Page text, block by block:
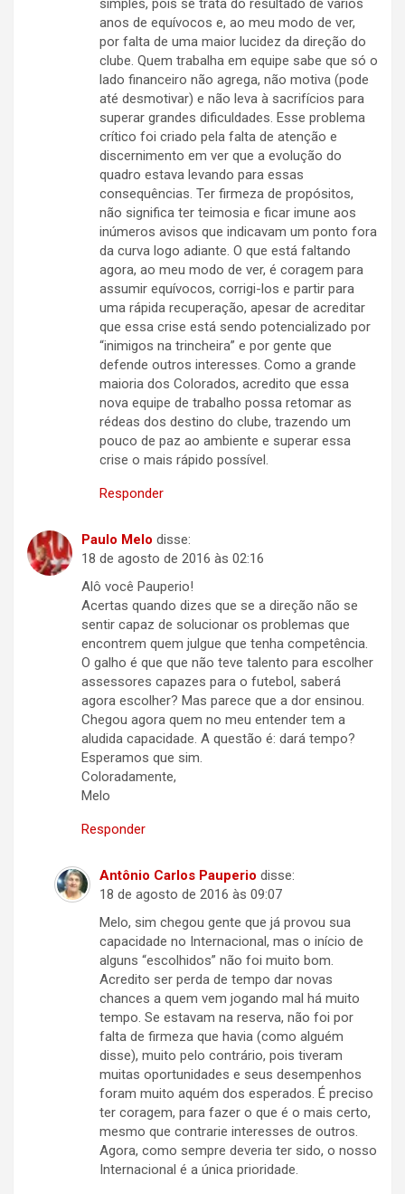
simples, pois se trata do resultado de vários
anos de equívocos e, ao meu modo de ver,
por falta de uma maior lucidez da direção do
clube. Quem trabalha em equipe sabe que só o
lado financeiro não agrega, não motiva (pode
até desmotivar) e não leva à sacrifícios para
superar grandes dificuldades. Esse problema
crítico foi criado pela falta de atenção e
discernimento em ver que a evolução do
quadro estava levando para essas
consequências. Ter firmeza de propósitos,
não significa ter teimosia e ficar imune aos
inúmeros avisos que indicavam um ponto fora
da curva logo adiante. O que está faltando
agora, ao meu modo de ver, é coragem para
assumir equívocos, corrigi-los e partir para
uma rápida recuperação, apesar de acreditar
que essa crise está sendo potencializado por
“inimigos na trincheira” e por gente que
defende outros interesses. Como a grande
maioria dos Colorados, acredito que essa
nova equipe de trabalho possa retomar as
rédeas dos destino do clube, trazendo um
pouco de paz ao ambiente e superar essa
crise o mais rápido possível.
Responder
Paulo Melo disse:
18 de agosto de 2016 às 02:16
Alô você Pauperio!
Acertas quando dizes que se a direção não se
sentir capaz de solucionar os problemas que
encontrem quem julgue que tenha competência.
O galho é que que não teve talento para escolher
assessores capazes para o futebol, saberá
agora escolher? Mas parece que a dor ensinou.
Chegou agora quem no meu entender tem a
aludida capacidade. A questão é: dará tempo?
Esperamos que sim.
Coloradamente,
Melo
Responder
Antônio Carlos Pauperio disse:
18 de agosto de 2016 às 09:07
Melo, sim chegou gente que já provou sua
capacidade no Internacional, mas o início de
alguns “escolhidos” não foi muito bom.
Acredito ser perda de tempo dar novas
chances a quem vem jogando mal há muito
tempo. Se estavam na reserva, não foi por
falta de firmeza que havia (como alguém
disse), muito pelo contrário, pois tiveram
muitas oportunidades e seus desempenhos
foram muito aquém dos esperados. É preciso
ter coragem, para fazer o que é o mais certo,
mesmo que contrarie interesses de outros.
Agora, como sempre deveria ter sido, o nosso
Internacional é a única prioridade.